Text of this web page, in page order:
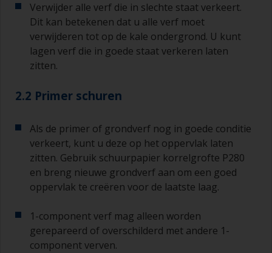
Verwijder alle verf die in slechte staat verkeert.
Dit kan betekenen dat u alle verf moet
verwijderen tot op de kale ondergrond. U kunt
lagen verf die in goede staat verkeren laten
zitten.
2.2 Primer schuren
Als de primer of grondverf nog in goede conditie
verkeert, kunt u deze op het oppervlak laten
zitten. Gebruik schuurpapier korrelgrofte P280
en breng nieuwe grondverf aan om een goed
oppervlak te creëren voor de laatste laag.
1-component verf mag alleen worden
gerepareerd of overschilderd met andere 1-
component verven.